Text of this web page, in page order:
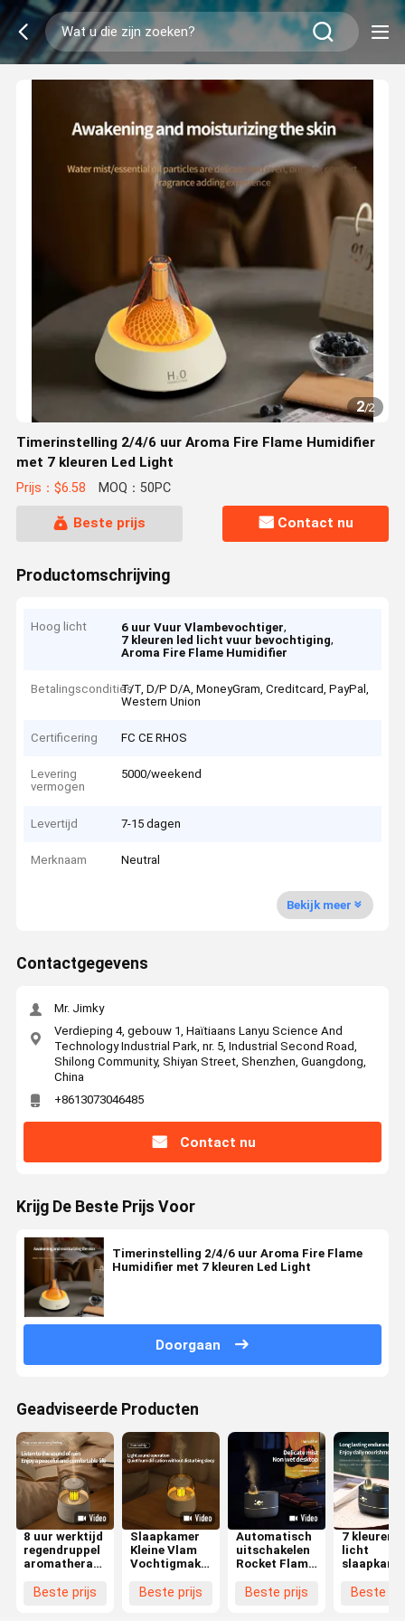
1/2
Timerinstelling 2/4/6 uur Aroma Fire Flame Humidifier
met 7 kleuren Led Light
Prijs：$6.58 MOQ：50PC
Beste prijs Contact nu
Productomschrijving
Hoog licht 6 uur Vuur Vlambevochtiger,
7 kleuren led licht vuur bevochtiging,
Aroma Fire Flame Humidifier
BetalingsconditiesT/T, D/P D/A, MoneyGram, Creditcard, PayPal,
Western Union
Certificering FC CE RHOS
Levering
vermogen
5000/weekend
Levertijd 7-15 dagen
Merknaam Neutral
Bekijk meer
Contactgegevens
Mr. Jimky
Verdieping 4, gebouw 1, Haïtiaans Lanyu Science And
Technology Industrial Park, nr. 5, Industrial Second Road,
Shilong Community, Shiyan Street, Shenzhen, Guangdong,
China
+8613073046485
Contact nu
Krijg De Beste Prijs Voor
Timerinstelling 2/4/6 uur Aroma Fire Flame
Humidifier met 7 kleuren Led Light
Doorgaan
Geadviseerde Producten
8 uur werktijd
regendruppel
aromatherapie
met
Beste prijs
Slaapkamer
Kleine Vlam
Vochtigmakers
kleuren LED-
Beste prijs
Automatisch
uitschakelen
Rocket Flame
Vochtbevochtiger
Beste prijs
7 kleuren
licht
met 8 uur
Beste